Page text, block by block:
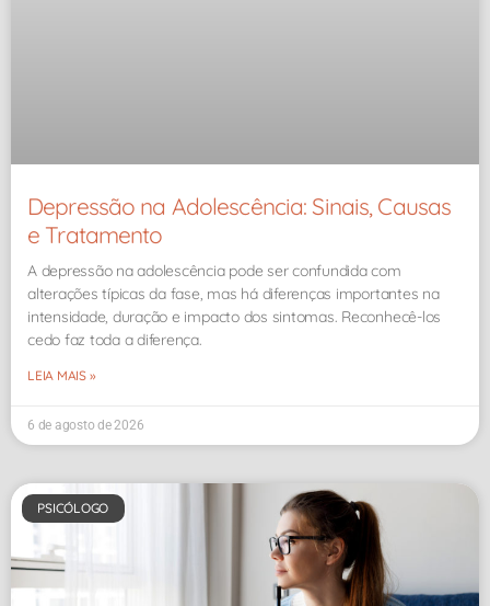
Depressão na Adolescência: Sinais, Causas
e Tratamento
A depressão na adolescência pode ser confundida com
alterações típicas da fase, mas há diferenças importantes na
intensidade, duração e impacto dos sintomas. Reconhecê-los
cedo faz toda a diferença.
LEIA MAIS »
6 de agosto de 2026
PSICÓLOGO